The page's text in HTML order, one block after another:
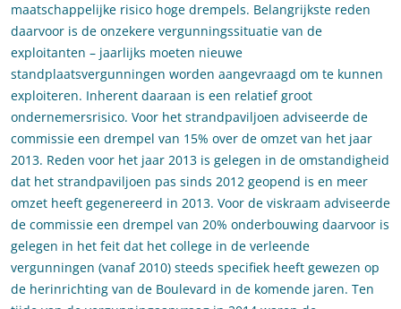
maatschappelijke risico hoge drempels. Belangrijkste reden
daarvoor is de onzekere vergunningssituatie van de
exploitanten – jaarlijks moeten nieuwe
standplaatsvergunningen worden aangevraagd om te kunnen
exploiteren. Inherent daaraan is een relatief groot
ondernemersrisico. Voor het strandpaviljoen adviseerde de
commissie een drempel van 15% over de omzet van het jaar
2013. Reden voor het jaar 2013 is gelegen in de omstandigheid
dat het strandpaviljoen pas sinds 2012 geopend is en meer
omzet heeft gegenereerd in 2013. Voor de viskraam adviseerde
de commissie een drempel van 20% onderbouwing daarvoor is
gelegen in het feit dat het college in de verleende
vergunningen (vanaf 2010) steeds specifiek heeft gewezen op
de herinrichting van de Boulevard in de komende jaren. Ten